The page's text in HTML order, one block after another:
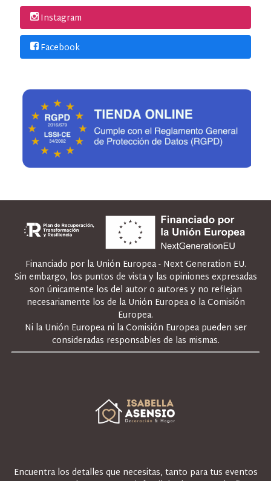
Instagram
Facebook
Financiado por la Unión Europea - Next Generation EU.
Sin embargo, los puntos de vista y las opiniones expresadas
son únicamente los del autor o autores y no reflejan
necesariamente los de la Unión Europea o la Comisión
Europea.
Ni la Unión Europea ni la Comisión Europea pueden ser
consideradas responsables de las mismas.
Encuentra los detalles que necesitas, tanto para tus eventos